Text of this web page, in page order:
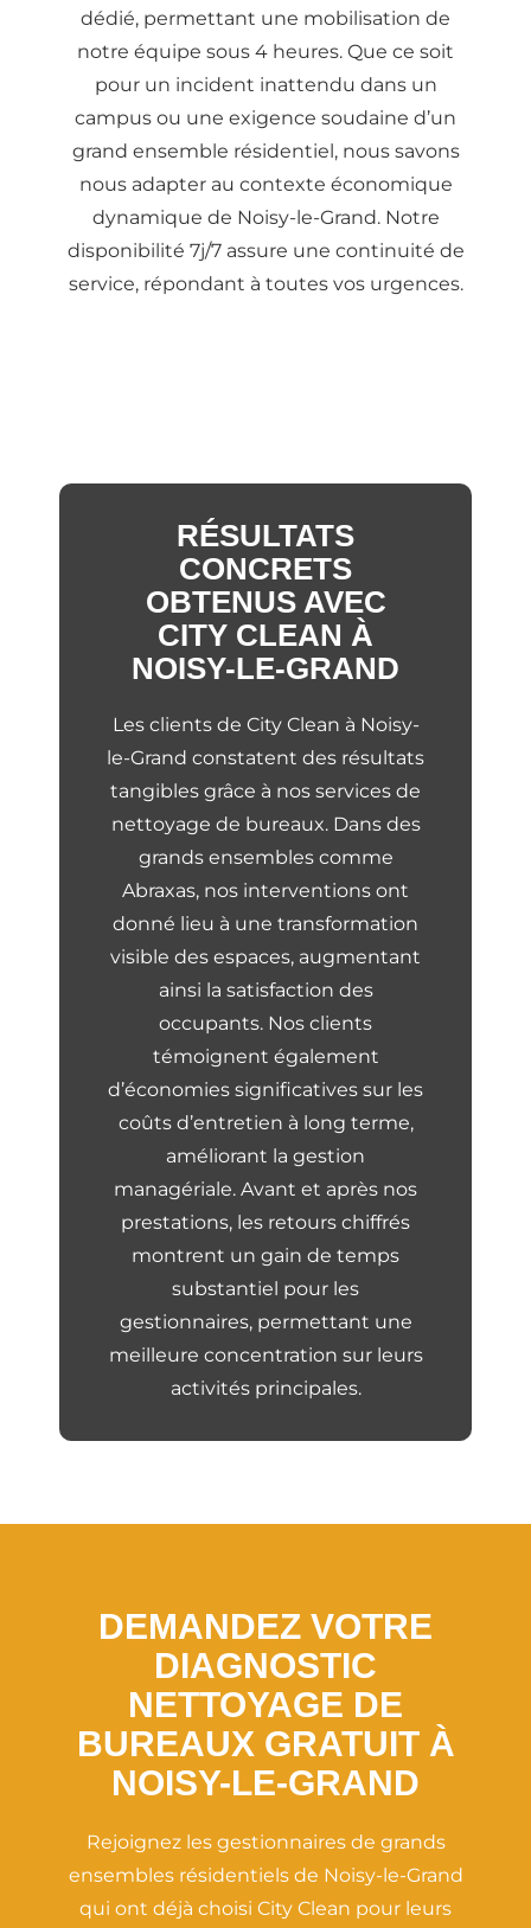
dédié, permettant une mobilisation de
notre équipe sous 4 heures. Que ce soit
pour un incident inattendu dans un
campus ou une exigence soudaine d’un
grand ensemble résidentiel, nous savons
nous adapter au contexte économique
dynamique de Noisy-le-Grand. Notre
disponibilité 7j/7 assure une continuité de
service, répondant à toutes vos urgences.
RÉSULTATS
CONCRETS
OBTENUS AVEC
CITY CLEAN À
NOISY-LE-GRAND
Les clients de City Clean à Noisy-
le-Grand constatent des résultats
tangibles grâce à nos services de
nettoyage de bureaux. Dans des
grands ensembles comme
Abraxas, nos interventions ont
donné lieu à une transformation
visible des espaces, augmentant
ainsi la satisfaction des
occupants. Nos clients
témoignent également
d’économies significatives sur les
coûts d’entretien à long terme,
améliorant la gestion
managériale. Avant et après nos
prestations, les retours chiffrés
montrent un gain de temps
substantiel pour les
gestionnaires, permettant une
meilleure concentration sur leurs
activités principales.
DEMANDEZ VOTRE
DIAGNOSTIC
NETTOYAGE DE
BUREAUX GRATUIT À
NOISY-LE-GRAND
Rejoignez les gestionnaires de grands
ensembles résidentiels de Noisy-le-Grand
qui ont déjà choisi City Clean pour leurs